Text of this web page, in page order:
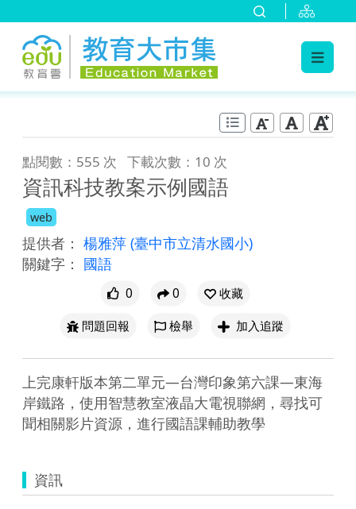
點閱數：555 次 下載次數：10 次
資訊科技教案示例國語
web
提供者： 楊雅萍 (臺中市立清水國小)
關鍵字： 國語
0 0
收藏
問題回報
檢舉 加入追蹤
上完康軒版本第二單元―台灣印象第六課―東海
岸鐵路，使用智慧教室液晶大電視聯網，尋找可
聞相關影片資源，進行國語課輔助教學
資訊